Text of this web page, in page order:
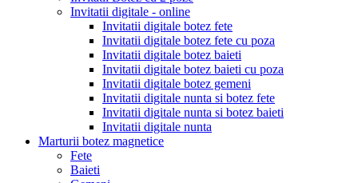
Invitatii digitale - online
Invitatii digitale botez fete
Invitatii digitale botez fete cu poza
Invitatii digitale botez baieti
Invitatii digitale botez baieti cu poza
Invitatii digitale botez gemeni
Invitatii digitale nunta si botez fete
Invitatii digitale nunta si botez baieti
Invitatii digitale nunta
Marturii botez magnetice
Fete
Baieti